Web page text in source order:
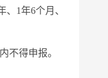
1年6个月、
不得申报。